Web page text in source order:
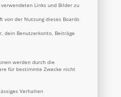
Links und Bilder zu
von der Nutzung dieses Boards
dein Benutzerkonto, Beiträge
werden durch die
für bestimmte Zwecke nicht
Verhalten